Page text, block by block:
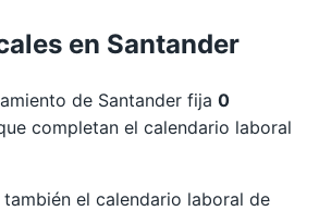
en Santander
de Santander fija 0
completan el calendario laboral
también el calendario laboral de